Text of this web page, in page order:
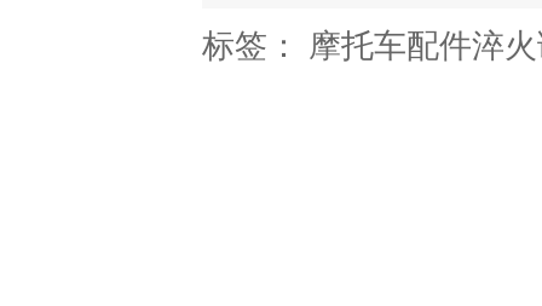
标签： 摩托车配件淬